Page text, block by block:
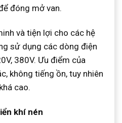
đóng mở van.
và tiện lợi cho các hệ
sử dụng các dòng điện
380V. Ưu điểm của
không tiếng ồn, tuy nhiên
cao.
khí nén